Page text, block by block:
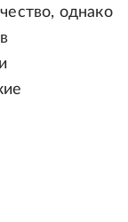
однако